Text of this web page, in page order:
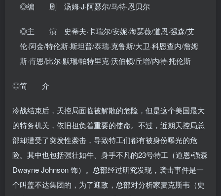
◎编 剧 汤姆·J·阿瑟尔/马特·恩贝尔
◎主 演 史蒂夫·卡瑞尔/安妮·海瑟薇/道恩·强森/艾
伦·阿金/特伦斯·斯坦普/泰瑞·克鲁斯/大卫·科恩查内/詹姆
斯·肯恩/比尔·默瑞/帕特里克·沃伯顿/丘增/内特·托伦斯
◎简 介
冷战结束后，天控局面临被解散的危险，但是这个美国最大
的特务机关，依旧担负着重要的使命。不过，近期天控局总
部却遭受了突发性袭击，导致特工们都有被身份曝光的危
险。其中也包括强壮如牛、身手不凡的23号特工（道恩•强森
Dwayne Johnson 饰）。总部经过研究发现，袭击事件是一
个叫盖不达集团的，为了迎敌，总部对分析家麦克斯韦（史